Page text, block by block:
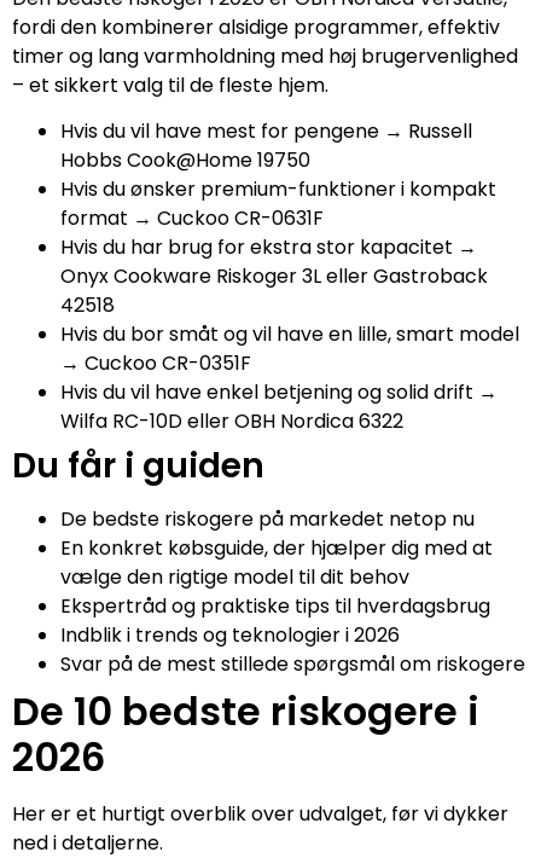
fordi den kombinerer alsidige programmer, effektiv
timer og lang varmholdning med høj brugervenlighed
– et sikkert valg til de fleste hjem.
Hvis du vil have mest for pengene → Russell
Hobbs Cook@Home 19750
Hvis du ønsker premium-funktioner i kompakt
format → Cuckoo CR-0631F
Hvis du har brug for ekstra stor kapacitet →
Onyx Cookware Riskoger 3L eller Gastroback
42518
Hvis du bor småt og vil have en lille, smart model
→ Cuckoo CR-0351F
Hvis du vil have enkel betjening og solid drift →
Wilfa RC-10D eller OBH Nordica 6322
Du får i guiden
De bedste riskogere på markedet netop nu
En konkret købsguide, der hjælper dig med at
vælge den rigtige model til dit behov
Ekspertråd og praktiske tips til hverdagsbrug
Indblik i trends og teknologier i 2026
Svar på de mest stillede spørgsmål om riskogere
De 10 bedste riskogere i
2026
Her er et hurtigt overblik over udvalget, før vi dykker
ned i detaljerne.